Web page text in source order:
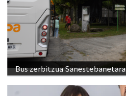
Bus zerbitzua